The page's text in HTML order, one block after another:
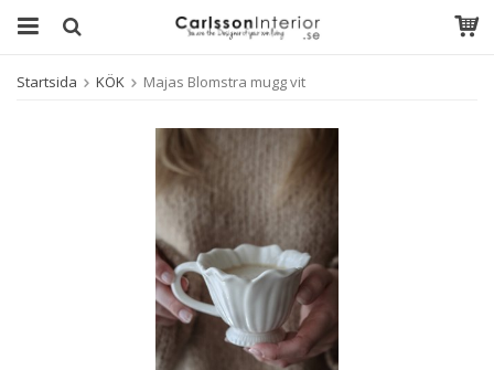
Startsida KÖK Majas Blomstra mugg vit